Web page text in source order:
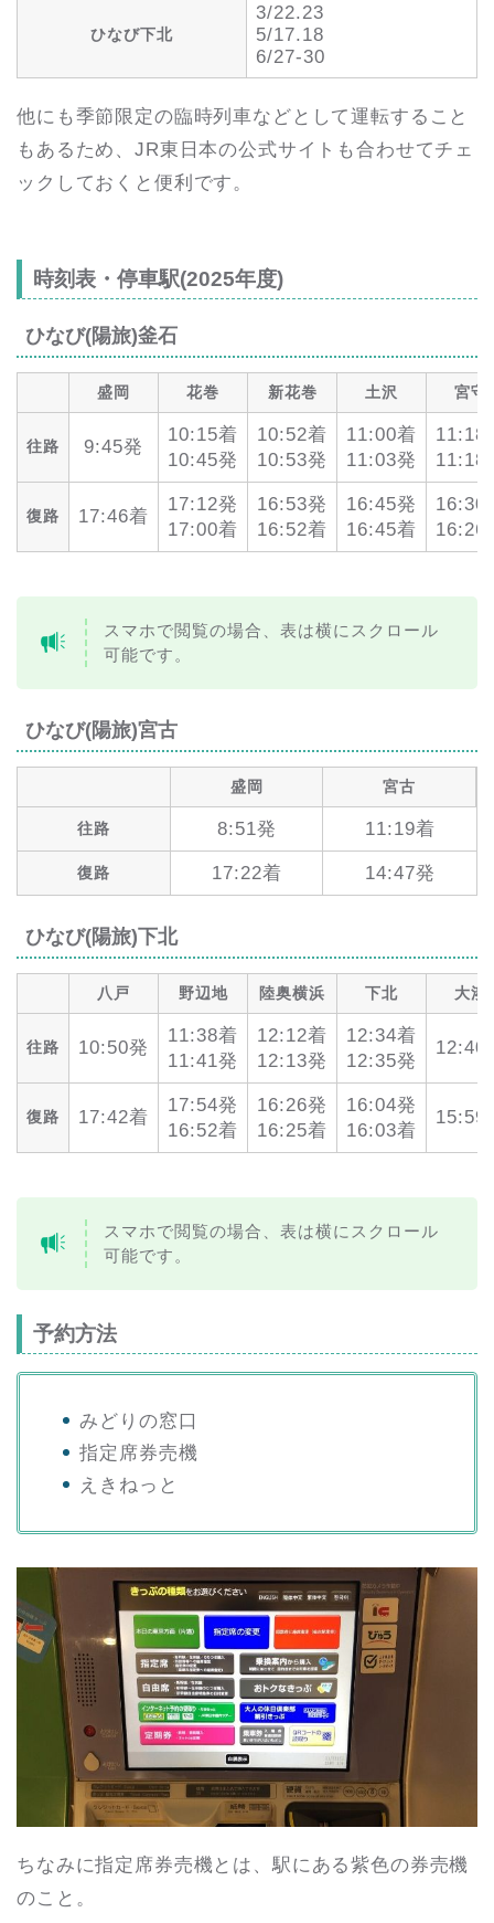
ひなび下北
3/22.23
5/17.18
6/27-30
他にも季節限定の臨時列車などとして運転すること
もあるため、JR東日本の公式サイトも合わせてチェ
ックしておくと便利です。
時刻表・停車駅(2025年度)
ひなび(陽旅)釜石
盛岡 花巻 新花巻 土沢 宮守
往路 9:45発
10:15着
10:45発
10:52着
10:53発
11:00着
11:03発
11:18
11:18
復路 17:46着
17:12発
17:00着
16:53発
16:52着
16:45発
16:45着
16:30
16:26
スマホで閲覧の場合、表は横にスクロール
可能です。
ひなび(陽旅)宮古
盛岡 宮古
往路 8:51発 11:19着
復路 17:22着 14:47発
ひなび(陽旅)下北
八戸 野辺地 陸奥横浜 下北 大湊
往路 10:50発
11:38着
11:41発
12:12着
12:13発
12:34着
12:35発
12:40
復路 17:42着
17:54発
16:52着
16:26発
16:25着
16:04発
16:03着
15:59
スマホで閲覧の場合、表は横にスクロール
可能です。
予約方法
みどりの窓口
指定席券売機
えきねっと
ちなみに指定席券売機とは、駅にある紫色の券売機
のこと。